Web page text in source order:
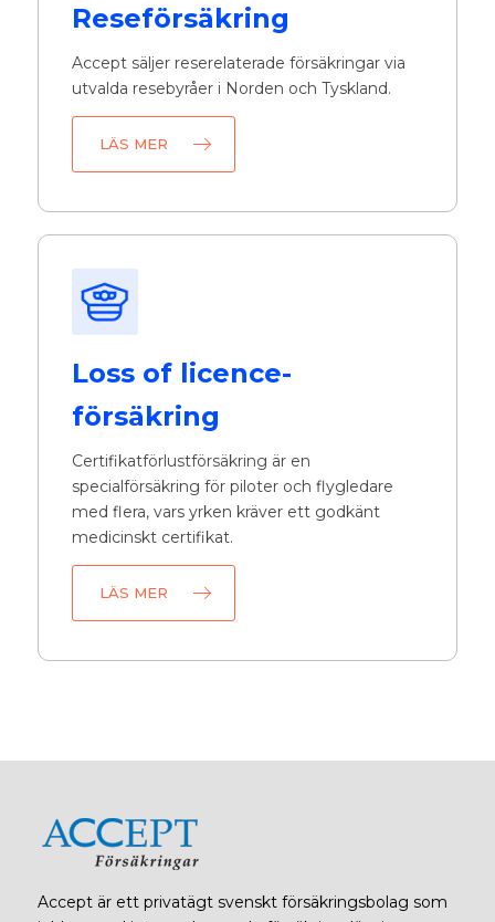
Reseförsäkring
Accept säljer reserelaterade försäkringar via
utvalda resebyråer i Norden och Tyskland.
LÄS MER
Loss of licence-
försäkring
Certifikatförlustförsäkring är en
specialförsäkring för piloter och flygledare
med flera, vars yrken kräver ett godkänt
medicinskt certifikat.
LÄS MER
Accept är ett privatägt svenskt försäkringsbolag som